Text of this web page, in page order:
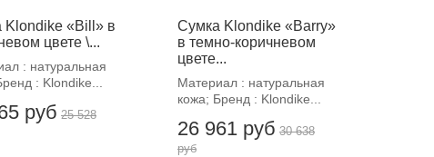
Klondike «Bill» в
цвете \...
: натуральная
: Klondike...
руб 25 528
Сумка Klondike «Barry»
в темно-коричневом
цвете...
Материал : натуральная
кожа; Бренд : Klondike...
26 961 руб 30 638
руб